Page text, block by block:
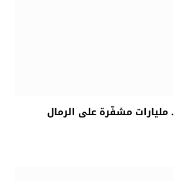
مشفّرة على الرمال